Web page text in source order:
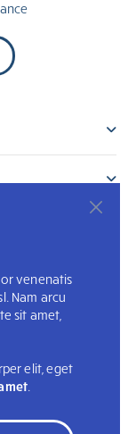
venenatis
Nam arcu
sit amet,
elit, eget
.
Le numéro
et celui de